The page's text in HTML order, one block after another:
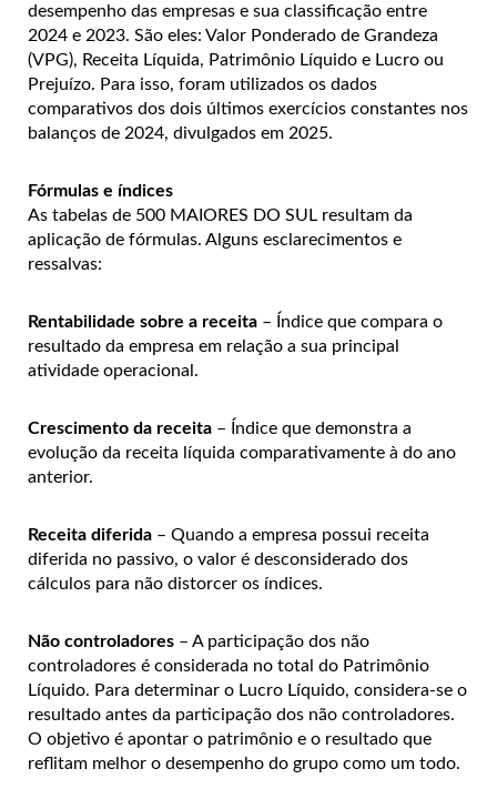
desempenho das empresas e sua classificação entre
2024 e 2023. São eles: Valor Ponderado de Grandeza
(VPG), Receita Líquida, Patrimônio Líquido e Lucro ou
Prejuízo. Para isso, foram utilizados os dados
comparativos dos dois últimos exercícios constantes nos
balanços de 2024, divulgados em 2025.
Fórmulas e índices
As tabelas de 500 MAIORES DO SUL resultam da
aplicação de fórmulas. Alguns esclarecimentos e
ressalvas:
Rentabilidade sobre a receita – Índice que compara o
resultado da empresa em relação a sua principal
atividade operacional.
Crescimento da receita – Índice que demonstra a
evolução da receita líquida comparativamente à do ano
anterior.
Receita diferida – Quando a empresa possui receita
diferida no passivo, o valor é desconsiderado dos
cálculos para não distorcer os índices.
Não controladores – A participação dos não
controladores é considerada no total do Patrimônio
Líquido. Para determinar o Lucro Líquido, considera-se o
resultado antes da participação dos não controladores.
O objetivo é apontar o patrimônio e o resultado que
reflitam melhor o desempenho do grupo como um todo.